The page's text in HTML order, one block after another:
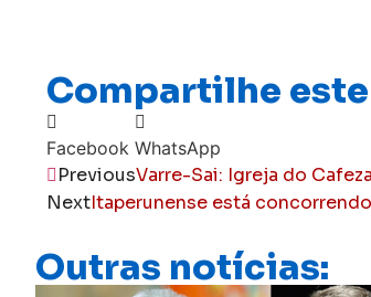
Compartilhe
Facebook WhatsApp
PreviousVarre-Sai: Igreja do
NextItaperunense está
Outras notícias: